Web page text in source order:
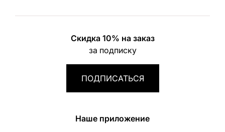
Скидка 10% на заказ
за подписку
ПОДПИСАТЬСЯ
Наше приложение